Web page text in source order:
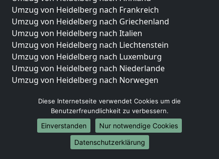
Umzug von Heidelberg nach Frankreich
Umzug von Heidelberg nach Griechenland
Umzug von Heidelberg nach Italien
Umzug von Heidelberg nach Liechtenstein
Umzug von Heidelberg nach Luxemburg
Umzug von Heidelberg nach Niederlande
Umzug von Heidelberg nach Norwegen
Umzüge-Deutschlandweit
Umzug von Heidelberg nach Berlin
Umzug von Heidelberg nach Hamburg
Umzug von Heidelberg nach München
Umzug von Heidelberg nach Köln
Diese Internetseite verwendet Cookies um die
Benutzerfreundlichkeit zu verbessern.
Einverstanden
Nur notwendige Cookies
Datenschutzerklärung